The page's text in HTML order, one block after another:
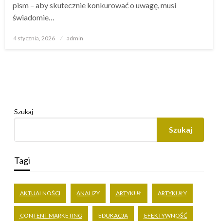
pism – aby skutecznie konkurować o uwagę, musi
świadomie…
Opublikowane
4 stycznia, 2026 admin
Szukaj
Szukaj
Tagi
AKTUALNOŚCI ANALIZY ARTYKUŁ ARTYKUŁY
CONTENT MARKETING EDUKACJA EFEKTYWNOŚĆ